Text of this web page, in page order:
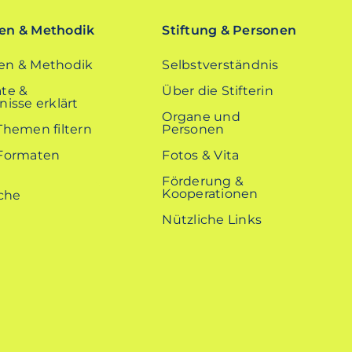
& Methodik
& Methodik
&
erklärt
filtern
Stiftung & Personen
Selbstverständnis
Über die Stifterin
Organe und
Personen
Fotos & Vita
Förderung &
Kooperationen
Nützliche Links